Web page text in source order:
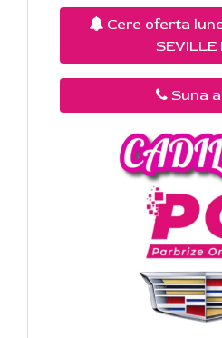
Cere oferta
SEVILLE
Suna